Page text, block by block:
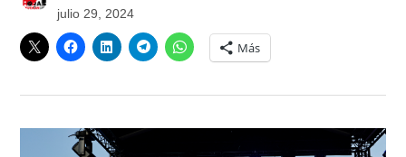
julio 29, 2024
Más